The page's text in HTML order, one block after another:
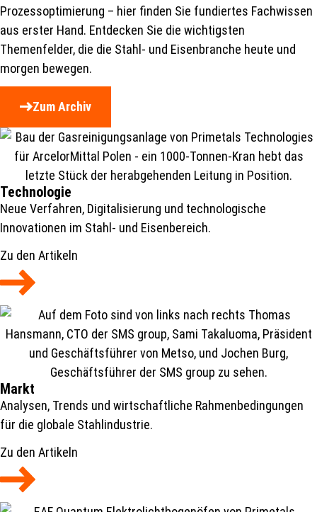
Prozessoptimierung – hier finden Sie fundiertes Fachwissen
aus erster Hand. Entdecken Sie die wichtigsten
Themenfelder, die die Stahl- und Eisenbranche heute und
morgen bewegen.
Zum Archiv
Technologie
Neue Verfahren, Digitalisierung und technologische
Innovationen im Stahl- und Eisenbereich.
Zu den Artikeln
Markt
Analysen, Trends und wirtschaftliche Rahmenbedingungen
für die globale Stahlindustrie.
Zu den Artikeln